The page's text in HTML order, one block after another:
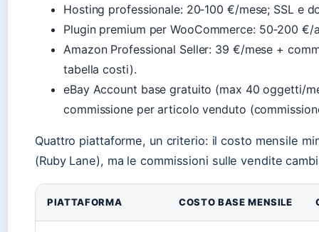
Hosting professionale: 20‑100 €/mese; SSL e
Plugin premium per WooCommerce: 50‑200 €/
Amazon Professional Seller: 39 €/mese +
tabella costi).
eBay Account base gratuito (max 40 oggetti/
commissione per articolo venduto
Quattro piattaforme, un criterio: il costo mensile
(Ruby Lane), ma le commissioni sulle vendite
PIATTAFORMA COSTO BASE MENSILE